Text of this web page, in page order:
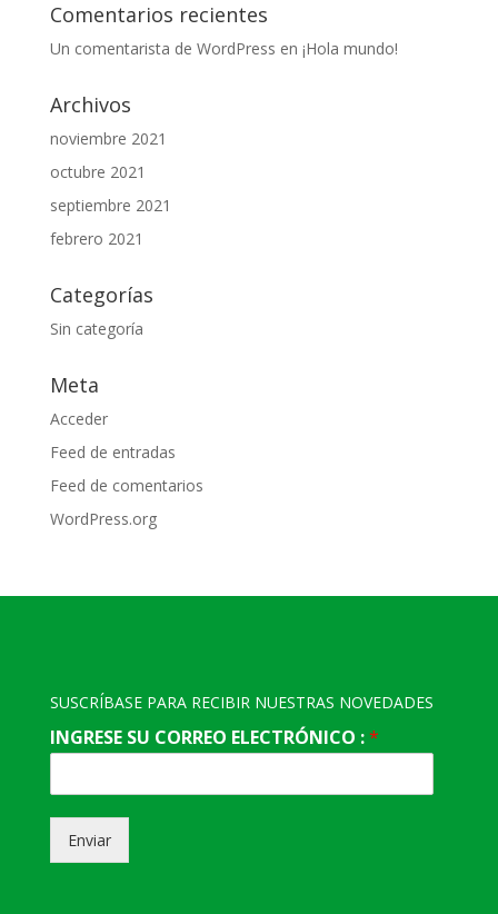
Comentarios recientes
Un comentarista de WordPress en ¡Hola mundo!
Archivos
noviembre 2021
octubre 2021
septiembre 2021
febrero 2021
Categorías
Sin categoría
Meta
Acceder
Feed de entradas
Feed de comentarios
WordPress.org
SUSCRÍBASE PARA RECIBIR NUESTRAS NOVEDADES
INGRESE SU CORREO ELECTRÓNICO :*
Enviar